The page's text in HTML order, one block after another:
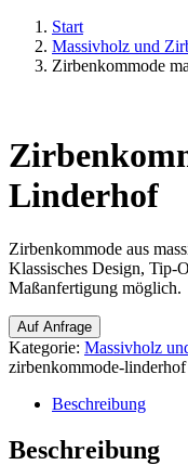
Start
Massivholz und
Zirbenkommode
Linderhof
Zirbenkommode aus
Klassisches Design, Tip-
Maßanfertigung möglich.
Auf Anfrage
Kategorie: Massivholz
zirbenkommode-linderhof
Beschreibung
Beschreibung